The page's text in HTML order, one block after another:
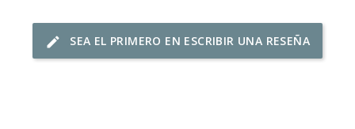
edit SEA EL PRIMERO EN ESCRIBIR UNA RESEÑA